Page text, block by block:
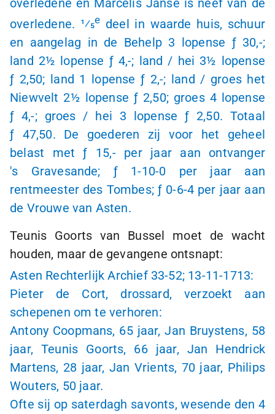
overledene en Marcelis Janse is neef van de
overledene. 1⁄5e deel in waarde huis, schuur
en aangelag in de Behelp 3 lopense ƒ 30,-;
land 2½ lopense ƒ 4,-; land / hei 3½ lopense
ƒ 2,50; land 1 lopense ƒ 2,-; land / groes het
Niewvelt 2½ lopense ƒ 2,50; groes 4 lopense
ƒ 4,-; groes / hei 3 lopense ƒ 2,50. Totaal
ƒ 47,50. De goederen zij voor het geheel
belast metƒ 15,-per jaar aan ontvanger
's Gravesande; ƒ 1-10-0 per jaar aan
rentmeester des Tombes; ƒ 0-6-4 per jaar aan
de Vrouwe van Asten.
Teunis Goorts van Bussel moet de wacht
houden, maar de gevangene ontsnapt:
Asten Rechterlijk Archief 33-52; 13-11-1713:
Pieter de Cort, drossard, verzoekt aan
schepenen om te verhoren:
Antony Coopmans, 65 jaar, Jan Bruystens, 58
jaar, Teunis Goorts, 66 jaar, Jan Hendrick
Martens, 28 jaar, Jan Vrients, 70 jaar, Philips
Wouters, 50 jaar.
Ofte sij op saterdagh savonts, wesende den 4